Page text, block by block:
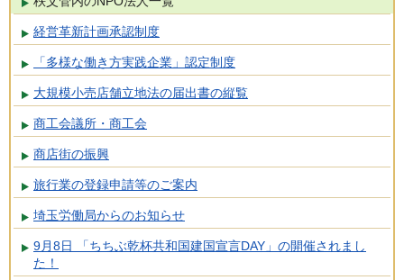
経営革新計画承認制度
「多様な働き方実践企業」認定制度
大規模小売店舗立地法の届出書の縦覧
商工会議所・商工会
商店街の振興
旅行業の登録申請等のご案内
埼玉労働局からのお知らせ
9月8日 「ちちぶ乾杯共和国建国宣言DAY」の開催されまし
た！